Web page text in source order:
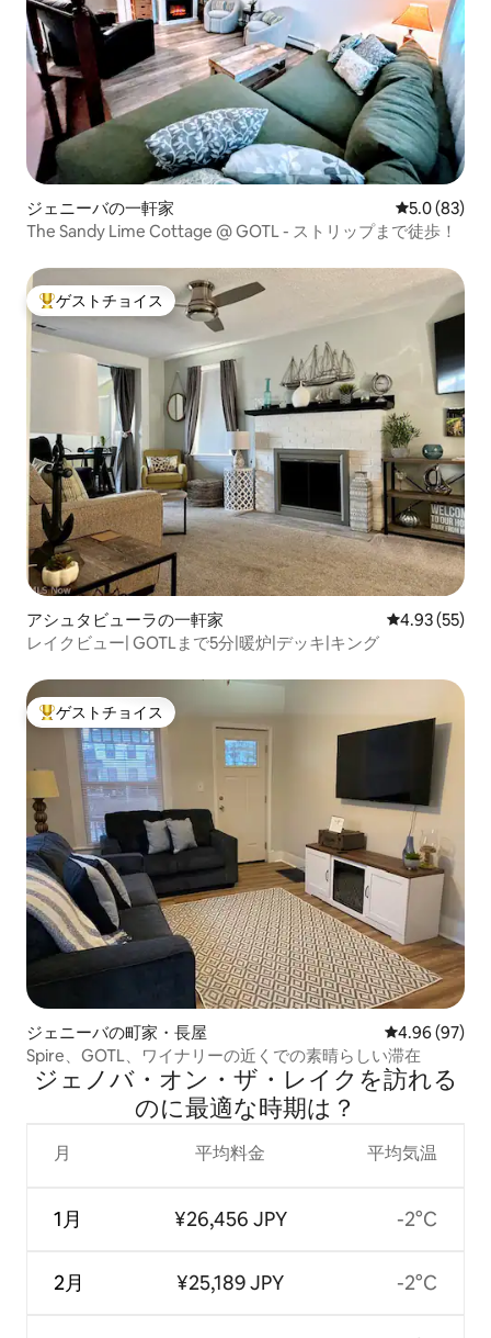
ジェニーバの一軒家 レビュー83
5.0 (83)
The Sandy Lime Cottage @ GOTL - ストリップまで徒歩！
大好評のゲストチョイスです。
ゲストチョイス
アシュタビューラの一軒家 レビュー55
4.93 (55)
レイクビュー| GOTLまで5分|暖炉|デッキ|キング
大好評のゲストチョイスです。
ゲストチョイス
ジェニーバの町家・長屋 レビュー97
4.96 (97)
Spire、GOTL、ワイナリーの近くでの素晴らしい滞在
ジェノバ・オン・ザ・レイクを訪⁠れ⁠る
の⁠に最⁠適⁠な時⁠期⁠は⁠？
月
1月
2月
平均料金
¥26,456 JPY
¥25,189 JPY
平均気温
-2°C
-2°C